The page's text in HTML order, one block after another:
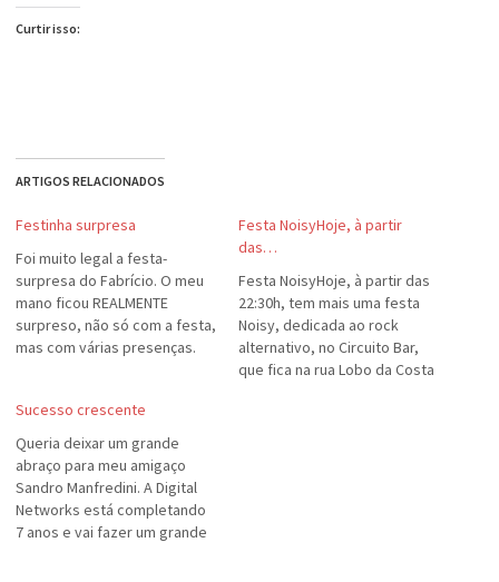
Curtir isso:
ARTIGOS RELACIONADOS
Festinha surpresa
Foi muito legal a festa-
surpresa do Fabrício. O meu
mano ficou REALMENTE
surpreso, não só com a festa,
mas com várias presenças.
Festa NoisyHoje, à partir
das…
Festa NoisyHoje, à partir das
22:30h, tem mais uma festa
Noisy, dedicada ao rock
alternativo, no Circuito Bar,
que fica na rua Lobo da Costa
Sucesso crescente
Queria deixar um grande
abraço para meu amigaço
Sandro Manfredini. A Digital
Networks está completando
7 anos e vai fazer um grande